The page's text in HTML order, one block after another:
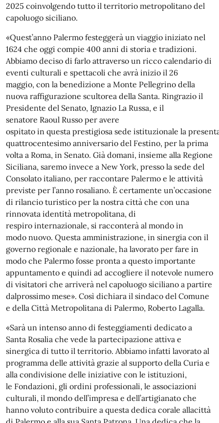
2025 coinvolgendo tutto il territorio metropolitano del
capoluogo siciliano.
«Quest’anno Palermo festeggerà un viaggio iniziato nel
1624 che oggi compie 400 anni di storia e tradizioni.
Abbiamo deciso di farlo attraverso un ricco calendario di
eventi culturali e spettacoli che avrà inizio il 26
maggio, con la benedizione a Monte Pellegrino della
nuova raffigurazione scultorea della Santa. Ringrazio il
Presidente del Senato, Ignazio La Russa, e il
senatore Raoul Russo per avere
ospitato in questa prestigiosa sede istituzionale la
quattrocentesimo anniversario del Festino, per la prima
volta a Roma, in Senato. Già domani, insieme alla Regione
Siciliana, saremo invece a New York, presso la sede del
Consolato italiano, per raccontare Palermo e le attività
previste per l’anno rosaliano. È certamente un’occasione
di rilancio turistico per la nostra città che con una
rinnovata identità metropolitana, di
respiro internazionale, si racconterà al mondo in
modo nuovo. Questa amministrazione, in sinergia con il
governo regionale e nazionale, ha lavorato per fare in
modo che Palermo fosse pronta a questo importante
appuntamento e quindi ad accogliere il notevole numero
di visitatori che arriverà nel capoluogo siciliano a partire
dalprossimo mese». Così dichiara il sindaco del Comune
e della Città Metropolitana di Palermo, Roberto Lagalla.
«Sarà un intenso anno di festeggiamenti dedicato a
Santa Rosalia che vede la partecipazione attiva e
sinergica di tutto il territorio. Abbiamo infatti lavorato al
programma delle attività grazie al supporto della Curia e
alla condivisione delle iniziative con le istituzioni,
le Fondazioni, gli ordini professionali, le associazioni
culturali, il mondo dell’impresa e dell’artigianato che
hanno voluto contribuire a questa dedica corale allacittà